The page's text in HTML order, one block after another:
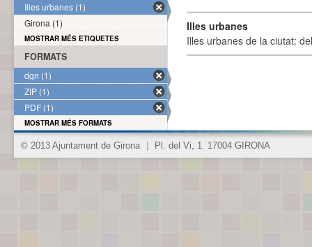
Illes urbanes
Illes urbanes de la ciutat:
Illes urbanes (1)
Girona (1)
MOSTRAR MÉS ETIQUETES
FORMATS
dgn (1)
ZIP (1)
PDF (1)
MOSTRAR MÉS FORMATS
© 2013 Ajuntament de Girona Pl. del Vi, 1. 17004 GIRONA